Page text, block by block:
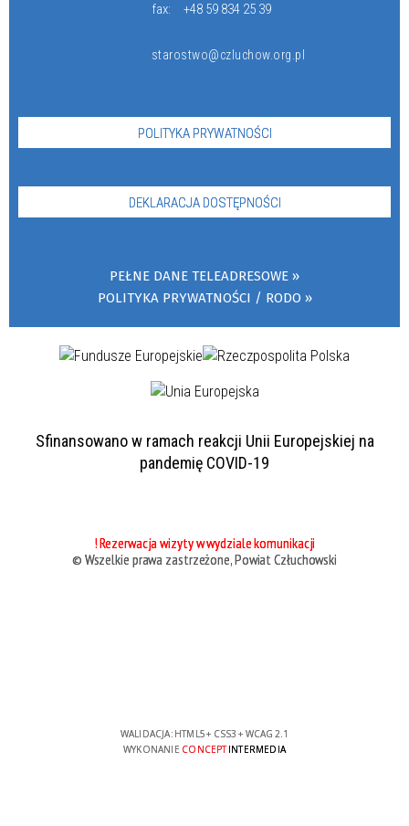
fax:
+48 59 834 25 39
starostwo@czluchow.org.pl
POLITYKA PRYWATNOŚCI
DEKLARACJA DOSTĘPNOŚCI
PEŁNE DANE TELEADRESOWE
POLITYKA PRYWATNOŚCI / RODO
Sfinansowano w ramach reakcji Unii Europejskiej na
pandemię COVID-19
! Rezerwacja wizyty w wydziale komunikacji
© Wszelkie prawa zastrzeżone, Powiat Człuchowski
WALIDACJA: HTML5+ CSS3 + WCAG 2.1
WYKONANIE CONCEPTINTERMEDIA